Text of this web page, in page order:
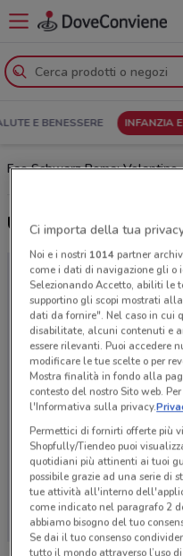
E BENESSERE INFANZIA
Fao Schwarz Roma:
Ultime offerte del
Ci dispiace, al
volantini nella
Ci importa della tua
Noi e i nostri 1014partner
come i dati di navigazione gli o
Selezionando Accetto, abiliti le
supportino gli scopi mostrati
dati da fornire". Nel caso in cui
disabilitate, alcuni contenuti e
essere rilevanti. Puoi accedere
modificare le tue scelte o per
Mostra finalità in fondo alla
contesto del nostro Sito web.
l'Informativa sulla privacy.
Permettici di fornirti offerte più
Shopfully/Tiendeo puoi
quotidiani più attinenti ai tuoi
possibile grazie ad una serie di
tue attività all'interno
come indicato nel paragrafo 2
abbiamo bisogno del tuo
Se dai il tuo consenso
tutto il mondo attraverso l’uso